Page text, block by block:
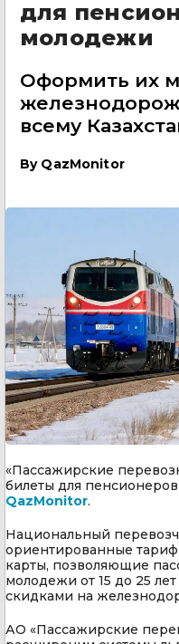
для
молодежи
Оформить их
всему
By QazMonitor
«Пассажирские
билеты для
QazMonitor.
Национальный
ориентированные
карты, позволяющие
молодежи от 15 до 25
скидками на
АО «Пассажирские